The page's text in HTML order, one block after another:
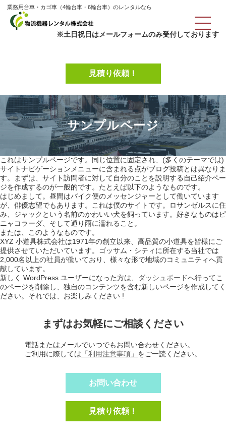
業務用台車・カゴ車（4輪台車・6輪台車）のレンタルなら
※土日祝日はメールフォームのみ受付しております
見積り依頼！
サンプルページ
これはサンプルページです。同じ位置に固定され、(多くのテーマでは)
サイトナビゲーションメニューに含まれる点がブログ投稿とは異なりま
す。まずは、サイト訪問者に対して自分のことを説明する自己紹介ペー
ジを作成するのが一般的です。たとえば以下のようなものです。
はじめまして。昼間はバイク便のメッセンジャーとして働いています
が、俳優志望でもあります。これは僕のサイトです。ロサンゼルスに住
み、ジャックという名前のかわいい犬を飼っています。好きなものはピ
ニャコラーダ、そして通り雨に濡れること。
または、このようなものです。
XYZ 小道具株式会社は1971年の創立以来、高品質の小道具を皆様にご
提供させていただいています。ゴッサム・シティに所在する当社では
2,000名以上の社員が働いており、様々な形で地域のコミュニティへ貢
献しています。
新しく WordPress ユーザーになった方は、
ダッシュボードへ行ってこ
のページを削除し、独自のコンテンツを含む新しいページを作成してく
ださい。それでは、お楽しみください !
まずはお気軽にご相談ください
電話またはメールでいつでもお問い合わせください。
​ご利用に際しては 「利用注意事項」 をご一読ください。
お問い合わせ
見積り依頼！